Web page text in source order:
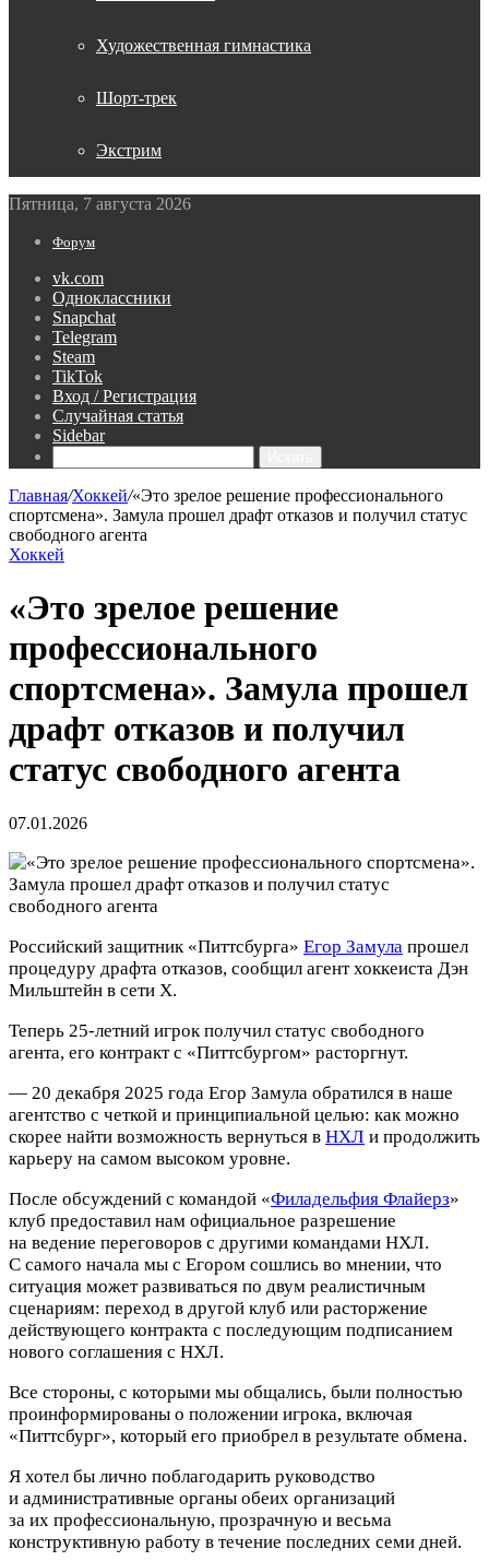
Художественная гимнастика
Шорт-трек
Экстрим
Пятница, 7 августа 2026
Форум
vk.com
Одноклассники
Snapchat
Telegram
Steam
TikTok
Вход / Регистрация
Случайная статья
Sidebar
Главная/Хоккей/«Это зрелое решение профессионального
спортсмена». Замула прошел драфт отказов и получил статус
свободного агента
Хоккей
«Это зрелое решение
профессионального
спортсмена». Замула прошел
драфт отказов и получил
статус свободного агента
07.01.2026
Российский защитник «Питтсбурга» Егор Замула прошел
процедуру драфта отказов, сообщил агент хоккеиста Дэн
Мильштейн в сети X.
Теперь 25‑летний игрок получил статус свободного
агента, его контракт с «Питтсбургом» расторгнут.
— 20 декабря 2025 года Егор Замула обратился в наше
агентство с четкой и принципиальной целью: как можно
скорее найти возможность вернуться в НХЛ и продолжить
карьеру на самом высоком уровне.
После обсуждений с командой «Филадельфия Флайерз»
клуб предоставил нам официальное разрешение
на ведение переговоров с другими командами НХЛ.
С самого начала мы с Егором сошлись во мнении, что
ситуация может развиваться по двум реалистичным
сценариям: переход в другой клуб или расторжение
действующего контракта с последующим подписанием
нового соглашения с НХЛ.
Все стороны, с которыми мы общались, были полностью
проинформированы о положении игрока, включая
«Питтсбург», который его приобрел в результате обмена.
Я хотел бы лично поблагодарить руководство
и административные органы обеих организаций
за их профессиональную, прозрачную и весьма
конструктивную работу в течение последних семи дней.